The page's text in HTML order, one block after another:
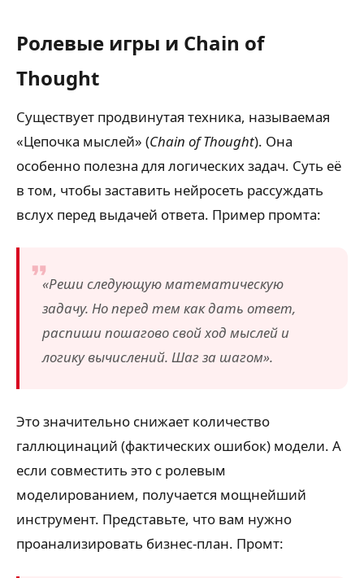
Ролевые игры и Chain of
Thought
Существует продвинутая техника, называемая
«Цепочка мыслей» (Chain of Thought). Она
особенно полезна для логических задач. Суть её
в том, чтобы заставить нейросеть рассуждать
вслух перед выдачей ответа. Пример промта:
«Реши следующую математическую
задачу. Но перед тем как дать ответ,
распиши пошагово свой ход мыслей и
логику вычислений. Шаг за шагом».
Это значительно снижает количество
галлюцинаций (фактических ошибок) модели. А
если совместить это с ролевым
моделированием, получается мощнейший
инструмент. Представьте, что вам нужно
проанализировать бизнес-план. Промт: